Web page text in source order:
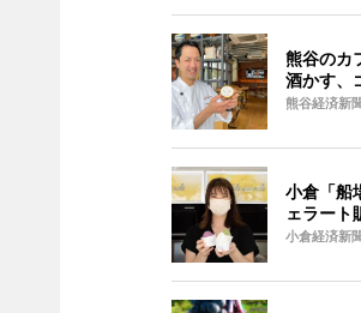
熊谷のカ
酒かす、
熊谷経済新
小倉「船
ェラート
小倉経済新